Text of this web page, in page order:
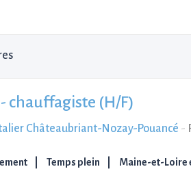
chauffagiste (H/F)
Châteaubriant-Nozay-Pouancé -
Temps plein Maine-et-Loire